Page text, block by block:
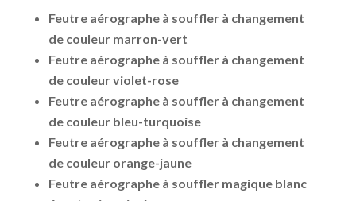
Feutre aérographe à souffler à changement
de couleur marron-vert
Feutre aérographe à souffler à changement
de couleur violet-rose
Feutre aérographe à souffler à changement
de couleur bleu-turquoise
Feutre aérographe à souffler à changement
de couleur orange-jaune
Feutre aérographe à souffler magique blanc